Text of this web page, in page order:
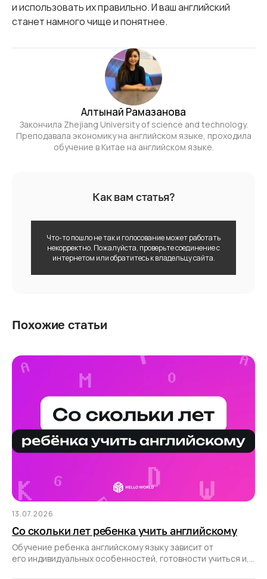
и использовать их правильно. И ваш английский
станет намного чище и понятнее.
Алтынай Рамазанова
Закончила Zhejiang University of science and technology.
Преподавала экономику на английском языке, проходила
обучение в Китае на английском языке.
Как вам статья?
Что-то пошло не так и голосование может работать
некорректно. Пожалуйста, проверьте соединение с
интернетом или обратитесь к владельцу сайта.
Похожие статьи
13.07.2026
Со скольки лет ребенка учить английскому
Обучение ребенка английскому языку зависит от
его индивидуальных особенностей, готовности учиться и,